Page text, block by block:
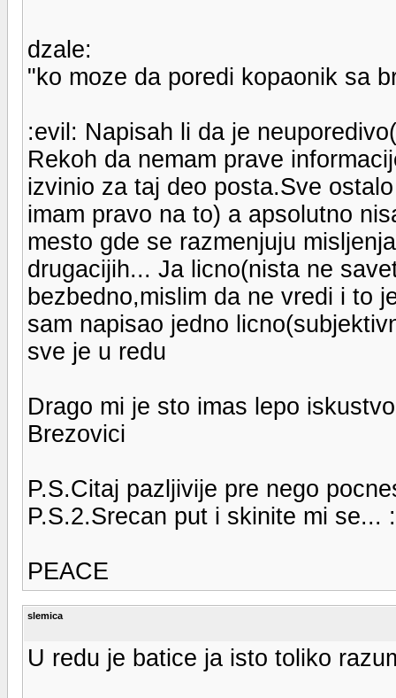
dzale:
"ko moze da poredi kopaonik sa
:evil: Napisah li da je
Rekoh da nemam prave
izvinio za taj deo posta.Sve
imam pravo na to) a apsolutno
mesto gde se razmenjuju
drugacijih... Ja licno(nista ne
bezbedno,mislim da ne vredi i to
sam napisao jedno
sve je u redu
Drago mi je sto imas lepo
Brezovici
P.S.Citaj pazljivije pre nego
P.S.2.Srecan put i skinite mi se...
PEACE
slemica
U redu je batice ja isto toliko